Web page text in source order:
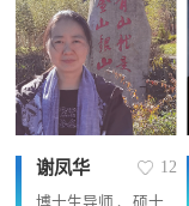
谢凤华 12
博士生导师 、硕士